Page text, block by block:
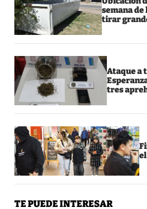
semana de
tirar
Ataque a
tres
TE PUEDE INTERESAR